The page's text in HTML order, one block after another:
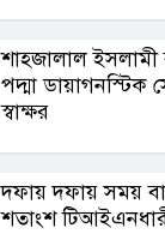
শাহ্জালাল ইসলামী
পদ্মা ডায়াগনস্টিক
স্বাক্ষর
দফায় দফায় সময়
শতাংশ